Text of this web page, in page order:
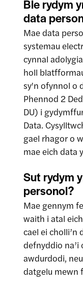
Ble rydym
data
Mae data
systemau
cynnal
holl
sy'n ofynnol o
Phennod 2
DU) i
Data.
gael rhagor o
mae eich data
Sut rydym
personol?
Mae gennym
waith i atal
cael ei cholli’n
defnyddio na’i
awdurdodi,
datgelu mewn